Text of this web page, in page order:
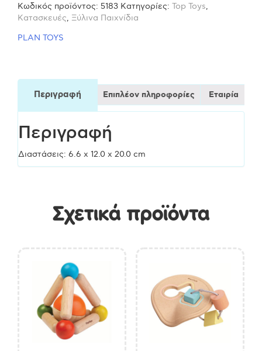
Ξύλινο
Παιχνίδι
Κωδικός προϊόντος: 5183 Κατηγορίες: Top Toys,
Κατασκευές, Ξύλινα Παιχνίδια
PLAN TOYS
Περιγραφή Επιπλέον πληροφορίες Εταιρία
Περιγραφή
Διαστάσεις: 6.6 x 12.0 x 20.0 cm
Σχετικά προϊόντα